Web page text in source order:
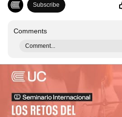
Subscribe
Comments
Comment...